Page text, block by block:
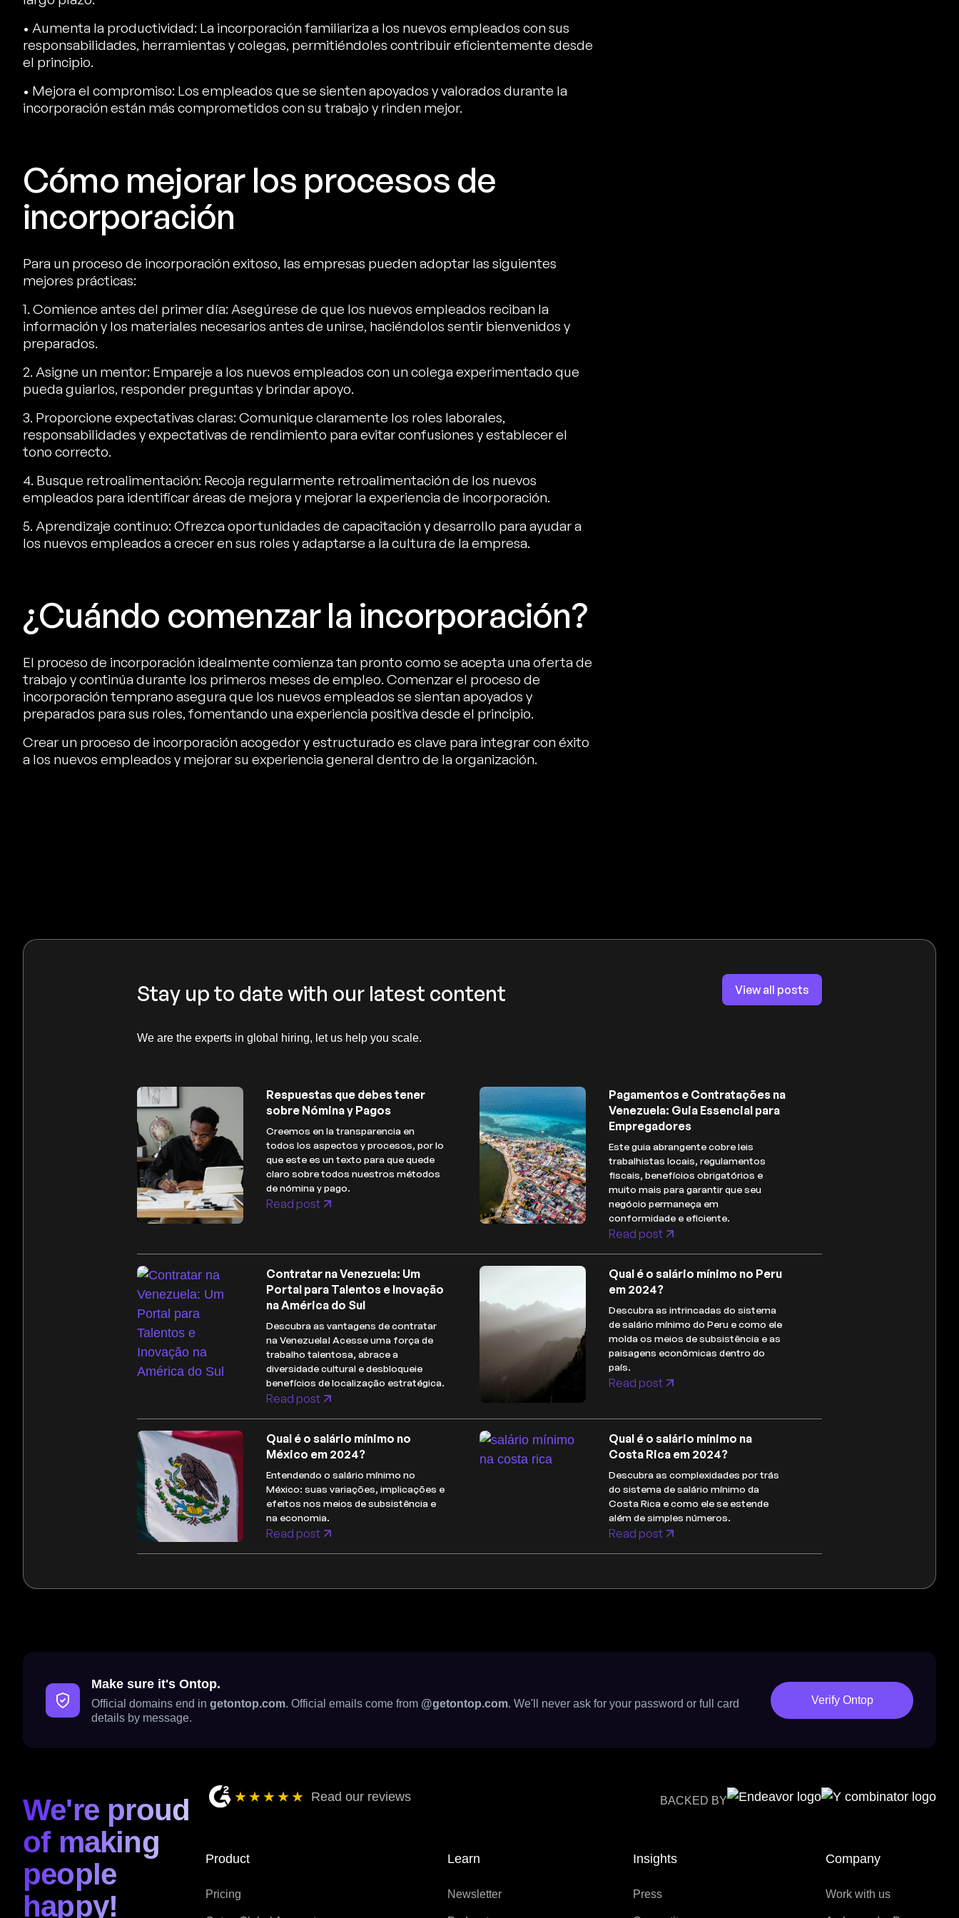
• Aumenta la productividad: La incorporación familiariza a los nuevos empleados con sus
responsabilidades, herramientas y colegas, permitiéndoles contribuir eficientemente desde
el principio.
• Mejora el compromiso: Los empleados que se sienten apoyados y valorados durante la
incorporación están más comprometidos con su trabajo y rinden mejor.
Cómo mejorar los procesos de
incorporación
Para un proceso de incorporación exitoso, las empresas pueden adoptar las siguientes
mejores prácticas:
1. Comience antes del primer día: Asegúrese de que los nuevos empleados reciban la
información y los materiales necesarios antes de unirse, haciéndolos sentir bienvenidos y
preparados.
2. Asigne un mentor: Empareje a los nuevos empleados con un colega experimentado que
pueda guiarlos, responder preguntas y brindar apoyo.
3. Proporcione expectativas claras: Comunique claramente los roles laborales,
responsabilidades y expectativas de rendimiento para evitar confusiones y establecer el
tono correcto.
4. Busque retroalimentación: Recoja regularmente retroalimentación de los nuevos
empleados para identificar áreas de mejora y mejorar la experiencia de incorporación.
5. Aprendizaje continuo: Ofrezca oportunidades de capacitación y desarrollo para ayudar a
los nuevos empleados a crecer en sus roles y adaptarse a la cultura de la empresa.
¿Cuándo comenzar la incorporación?
El proceso de incorporación idealmente comienza tan pronto como se acepta una oferta de
trabajo y continúa durante los primeros meses de empleo. Comenzar el proceso de
incorporación temprano asegura que los nuevos empleados se sientan apoyados y
preparados para sus roles, fomentando una experiencia positiva desde el principio.
Crear un proceso de incorporación acogedor y estructurado es clave para integrar con éxito
a los nuevos empleados y mejorar su experiencia general dentro de la organización.
Stay up to date with our latest content
We are the experts in global hiring, let us help you scale.
View all posts
Respuestas que debes tener
sobre Nómina y Pagos
Creemos en la transparencia en
todos los aspectos y procesos, por lo
que este es un texto para que quede
claro sobre todos nuestros métodos
de nómina y pago.
Read post
Pagamentos e Contratações na
Venezuela: Guia Essencial para
Empregadores
Este guia abrangente cobre leis
trabalhistas locais, regulamentos
fiscais, benefícios obrigatórios e
muito mais para garantir que seu
negócio permaneça em
conformidade e eficiente.
Read post
Contratar na Venezuela: Um
Portal para Talentos e Inovação
na América do Sul
Descubra as vantagens de contratar
na Venezuela! Acesse uma força de
trabalho talentosa, abrace a
diversidade cultural e desbloqueie
benefícios de localização estratégica.
Read post
Qual é o salário mínimo no Peru
em 2024?
Descubra as intrincadas do sistema
de salário mínimo do Peru e como ele
molda os meios de subsistência e as
paisagens econômicas dentro do
país.
Read post
Qual é o salário mínimo no
México em 2024?
Entendendo o salário mínimo no
México: suas variações, implicações e
efeitos nos meios de subsistência e
na economia.
Read post
Qual é o salário mínimo na
Costa Rica em 2024?
Descubra as complexidades por trás
do sistema de salário mínimo da
Costa Rica e como ele se estende
além de simples números.
Read post
Make sure it's Ontop.
Official domains end in getontop.com. Official emails come from @getontop.com. We'll never ask for your password or full card
details by message.
Verify Ontop
We're proud
of making
people
happy!
★★★★★ Read our reviews BACKED BY
Product
Pricing
Learn
Newsletter
Insights
Press
Company
Work with us